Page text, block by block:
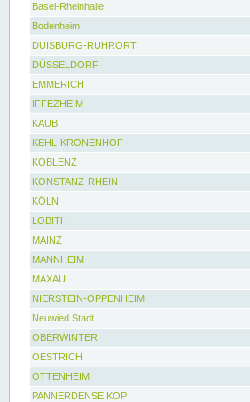
Basel-Rheinhalle
Bodenheim
DUISBURG-RUHRORT
DÜSSELDORF
EMMERICH
IFFEZHEIM
KAUB
KEHL-KRONENHOF
KOBLENZ
KONSTANZ-RHEIN
KÖLN
LOBITH
MAINZ
MANNHEIM
MAXAU
NIERSTEIN-OPPENHEIM
Neuwied Stadt
OBERWINTER
OESTRICH
OTTENHEIM
PANNERDENSE KOP